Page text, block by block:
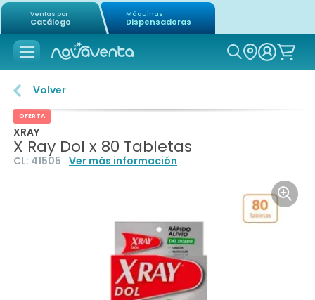
Ventas por
Catálogo
Máquinas
Dispensadoras
Icon of
Volver
OFERTA
XRAY
X Ray Dol x 80 Tabletas
CL: 41505 Ver más información
Icon